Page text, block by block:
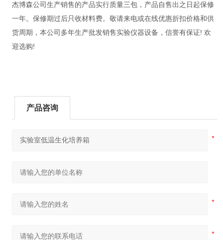
杰博森公司生产销售的产品实行质量三包，产品自售出之日起保修
一年。保修期过后只收材料费。敬请来电或在线优惠折扣价格和供
货周期，本公司多年生产批发销售实验仪器设备，信誉有保证! 欢
迎选购!
产品咨询